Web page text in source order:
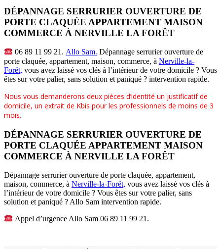
DÉPANNAGE SERRURIER OUVERTURE DE
PORTE CLAQUÉE APPARTEMENT MAISON
COMMERCE À NERVILLE LA FORÊT
06 89 11 99 21.Allo Sam. Dépannage serrurier ouverture de
porte claquée, appartement, maison, commerce, à Nerville-la-
Forêt, vous avez laissé vos clés à l’intérieur de votre domicile ? Vous
êtes sur votre palier, sans solution et paniqué ? intervention rapide.
Nous vous demanderons deux pièces d’identité un justificatif de
domicile, un extrait de Kbis pour les professionnels de moins de 3
mois.
DÉPANNAGE SERRURIER OUVERTURE DE
PORTE CLAQUÉE APPARTEMENT MAISON
COMMERCE À NERVILLE LA FORÊT
Dépannage serrurier ouverture de porte claquée, appartement,
maison, commerce, à Nerville-la-Forêt, vous avez laissé vos clés à
l’intérieur de votre domicile ? Vous êtes sur votre palier, sans
solution et paniqué ? Allo Sam intervention rapide.
Appel d’urgence Allo Sam 06 89 11 99 21.